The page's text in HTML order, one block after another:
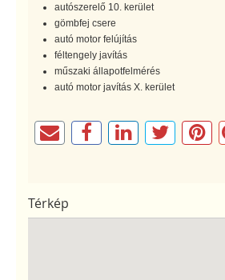
autószerelő 10. kerület
gömbfej csere
autó motor felújítás
féltengely javítás
műszaki állapotfelmérés
autó motor javítás X. kerület
Térkép